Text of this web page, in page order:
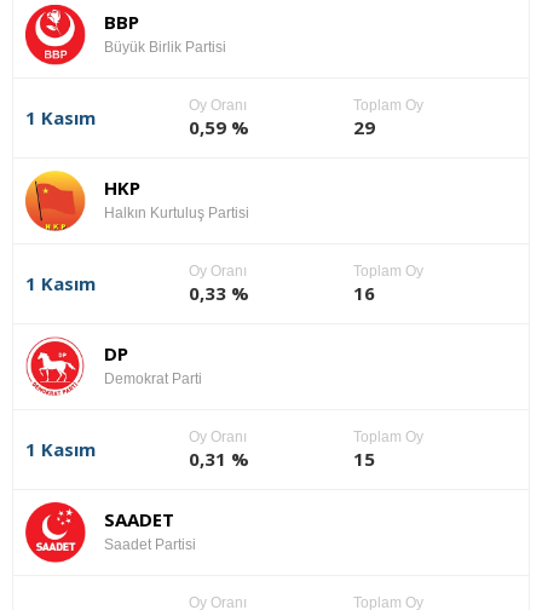
BBP
Büyük Birlik Partisi
1 Kasım
Oy Oranı
0,59 %
Toplam Oy
29
HKP
Halkın Kurtuluş Partisi
1 Kasım
Oy Oranı
0,33 %
Toplam Oy
16
DP
Demokrat Parti
1 Kasım
Oy Oranı
0,31 %
Toplam Oy
15
SAADET
Saadet Partisi
Oy Oranı Toplam Oy